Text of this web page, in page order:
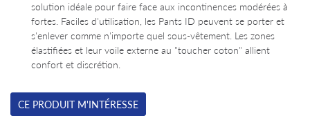
Adresse email de réception
l'adresse email indiqué ci-dessus. Vous pouvez vous désinscrire à tout moment en utilisant
le formulaire de désinscription
INSCRIPTION
solution idéale pour faire face aux incontinences modérées à
fortes. Faciles d'utilisation, les Pants ID peuvent se porter et
s'enlever comme n'importe quel sous-vêtement. Les zones
élastifiées et leur voile externe au "toucher coton" allient
confort et discrétion.
CE PRODUIT M'INTÉRESSE